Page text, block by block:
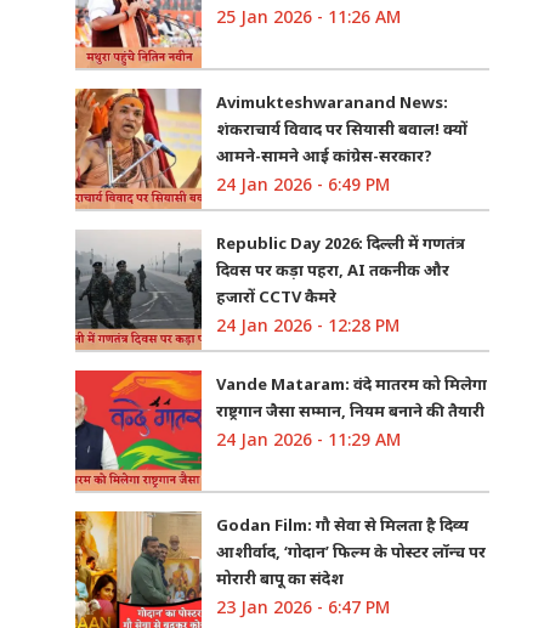
25 Jan 2026 - 11:26 AM
Avimukteshwaranand News:
शंकराचार्य विवाद पर सियासी बवाल! क्यों
आमने-सामने आई कांग्रेस-सरकार?
24 Jan 2026 - 6:49 PM
Republic Day 2026: दिल्ली में गणतंत्र
दिवस पर कड़ा पहरा, AI तकनीक और
हजारों CCTV कैमरे
24 Jan 2026 - 12:28 PM
Vande Mataram: वंदे मातरम को मिलेगा
राष्ट्रगान जैसा सम्मान, नियम बनाने की तैयारी
24 Jan 2026 - 11:29 AM
Godan Film: गौ सेवा से मिलता है दिव्य
आशीर्वाद, ‘गोदान’ फिल्म के पोस्टर लॉन्च पर
मोरारी बापू का संदेश
23 Jan 2026 - 6:47 PM